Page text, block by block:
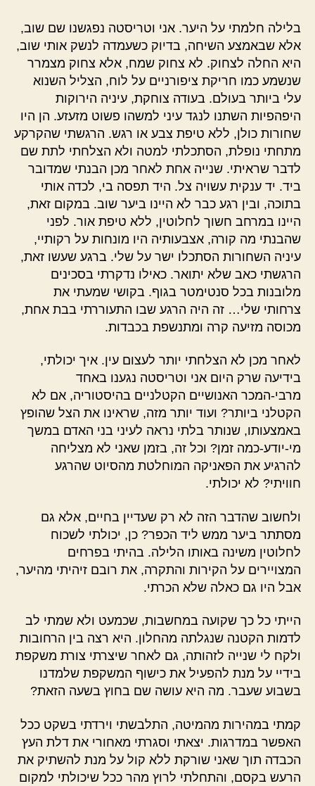
בלילה חלמתי על היער. אני וטריסטה נפגשנו שם שוב,
אלא שבאמצע השיחה, בדיוק כשעמדה לנשק אותי שוב,
היא החלה לצחוק. לא צחוק שמח, אלא צחוק מצמרר
שנשמע כמו חריקת ציפורניים על לוח, הצליל השנוא
עלי ביותר בעולם. בעודה צוחקת, עיניה הירוקות
היפהפיות השתנו לנגד עיני למשהו פשוט מזעזע. הן היו
שחורות כולן, ללא טיפת צבע או רגש. הרגשתי שהקרקע
מתחתי נופלת, הסתכלתי למטה ולא הצלחתי לתת שם
לדבר שראיתי. שנייה אחת לאחר מכן הבנתי שמדובר
ביד. יד ענקית עשויה צל. היד תפסה בי, לכדה אותי
בתוכה, ובין רגע כבר לא היינו ביער שוב. במקום זאת,
היינו במרחב חשוך לחלוטין, ללא טיפת אור. לפני
שהבנתי מה קורה, אצבעותיה היו מונחות על רקותיי,
עיניה השחורות הסתכלו ישר על שלי. ברגע שעשו זאת,
הרגשתי כאב שלא יתואר. כאילו נדקרתי בסכינים
מלובנות בכל סנטימטר בגוף. בקושי שמעתי את
צרחותי שלי… זה היה הרגע שבו התעוררתי בבת אחת,
מכוסה מזיעה קרה ומתנשפת בכבדות.
לאחר מכן לא הצלחתי יותר לעצום עין. איך יכולתי,
בידיעה שרק היום אני וטריסטה נגענו באחד
מרבי-המכר האנושיים הקטלניים בהיסטוריה, אם לא
הקטלני ביותר? ועוד יותר מזה, שראינו את הצל שהופץ
באמצעותו, שנותר בלתי נראה לעיני בני האדם במשך
מי-יודע-כמה זמן? וכל זה, בזמן שאני לא מצליחה
להרגיע את הפאניקה המוחלטת מהסיוט שהרגע
חוויתי? לא יכולתי.
ולחשוב שהדבר הזה לא רק שעדיין בחיים, אלא גם
מסתתר ביער ממש ליד הכפר? כן, יכולתי לשכוח
לחלוטין משינה באותו הלילה. בהיתי בפרחים
המצויירים על הקירות והתקרה, את רובם זיהיתי מהיער,
אבל היו גם כאלה שלא הכרתי.
הייתי כל כך שקועה במחשבות, שכמעט ולא שמתי לב
לדמות הקטנה שנגלתה מהחלון. היא רצה בין הרחובות
ולקח לי שנייה לזהותה, גם לאחר שיצרתי צורת משקפת
בידיי על מנת להפעיל את כישוף המשקפת שלמדנו
בשבוע שעבר. מה היא עושה שם בחוץ בשעה הזאת?
קמתי במהירות מהמיטה, התלבשתי וירדתי בשקט ככל
האפשר במדרגות. יצאתי וסגרתי מאחורי את דלת העץ
הכבדה תוך שאני שורקת ללא קול על מנת להשתיק את
הרעש בקסם, והתחלתי לרוץ מהר ככל שיכולתי למקום